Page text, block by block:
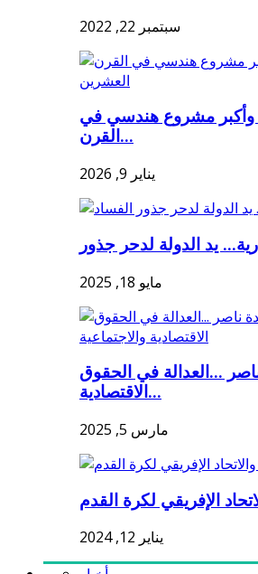
سبتمبر 22, 2022
وأكبر مشروع هندسي في
القرن...
يناير 9, 2026
مايو 18, 2025
...العدالة في الحقوق
الاقتصادية...
مارس 5, 2025
يناير 12, 2024